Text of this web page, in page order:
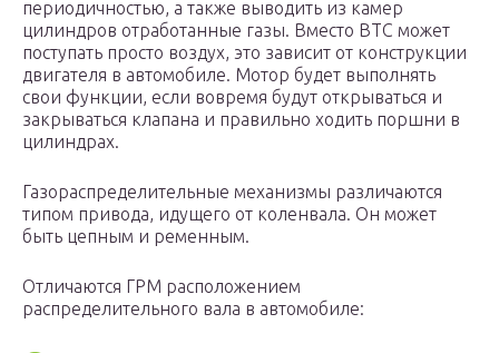
периодичностью, а также выводить из камер
цилиндров отработанные газы. Вместо ВТС может
поступать просто воздух, это зависит от конструкции
двигателя в автомобиле. Мотор будет выполнять
свои функции, если вовремя будут открываться и
закрываться клапана и правильно ходить поршни в
цилиндрах.
Газораспределительные механизмы различаются
типом привода, идущего от коленвала. Он может
быть цепным и ременным.
Отличаются ГРМ расположением
распределительного вала в автомобиле: